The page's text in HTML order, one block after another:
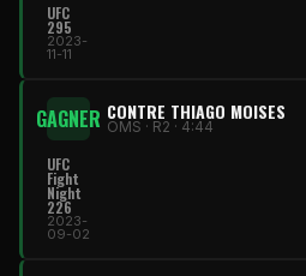
UFC
295
2023-
11-11
GAGNER CONTRE THIAGO MOISES
OMS · R2 · 4:44
UFC
Fight
Night
226
2023-
09-02